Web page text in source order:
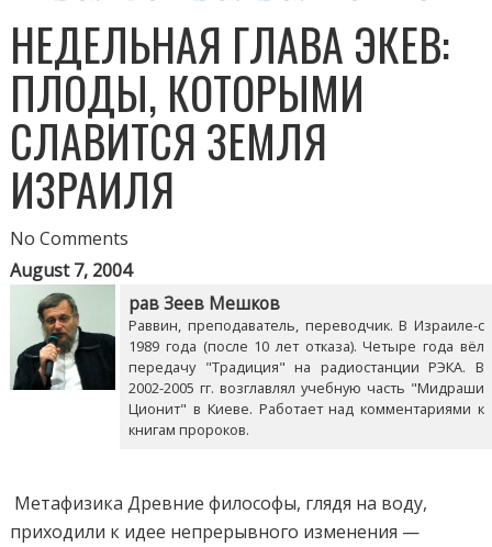
НЕДЕЛЬНАЯ ГЛАВА ЭКЕВ:
ПЛОДЫ, КОТОРЫМИ
СЛАВИТСЯ ЗЕМЛЯ
ИЗРАИЛЯ
No Comments
August 7, 2004
рав Зеев Мешков
Раввин, преподаватель, переводчик. В Израиле-с
1989 года (после 10 лет отказа). Четыре года вёл
передачу "Традиция" на радиостанции РЭКА. В
2002-2005 гг. возглавлял учебную часть "Мидраши
Ционит" в Киеве. Работает над комментариями к
книгам пророков.
Метафизика Древние философы, глядя на воду,
приходили к идее непрерывного изменения —